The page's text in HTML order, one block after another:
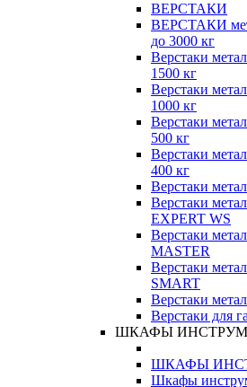
ВЕРСТАКИ
ВЕРСТАКИ
до 3000 кг
Верстаки
1500 кг
Верстаки
1000 кг
Верстаки
500 кг
Верстаки
400 кг
Верстаки
Верстаки
EXPERT WS
Верстаки
MASTER
Верстаки
SMART
Верстаки
Верстаки для
ШКАФЫ
ШКАФЫ
Шкафы